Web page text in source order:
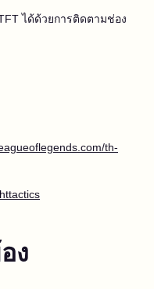
ได้ด้วยการติดตามช่อง
th-
ง